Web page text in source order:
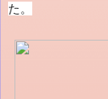
た。